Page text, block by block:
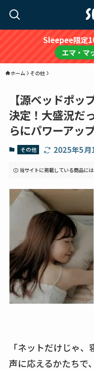
Sleepee限定
エマ・マ
ホーム その他
【源ベッドポ
決定！大盛況だ
らにパワーアッ
その他 2025年5月
当サイトに掲載している商品に
「ネットだけじゃ
声に応えるかたちで